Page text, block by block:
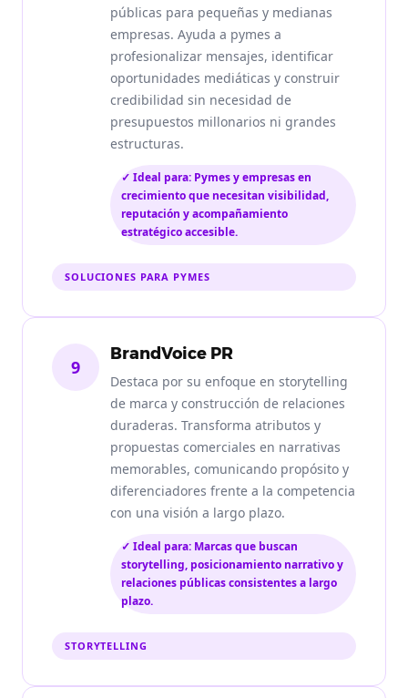
públicas para pequeñas y medianas
empresas. Ayuda a pymes a
profesionalizar mensajes, identificar
oportunidades mediáticas y construir
credibilidad sin necesidad de
presupuestos millonarios ni grandes
estructuras.
✓ Ideal para: Pymes y empresas en
crecimiento que necesitan visibilidad,
reputación y acompañamiento
estratégico accesible.
SOLUCIONES PARA PYMES
9
BrandVoice PR
Destaca por su enfoque en storytelling
de marca y construcción de relaciones
duraderas. Transforma atributos y
propuestas comerciales en narrativas
memorables, comunicando propósito y
diferenciadores frente a la competencia
con una visión a largo plazo.
✓ Ideal para: Marcas que buscan
storytelling, posicionamiento narrativo y
relaciones públicas consistentes a largo
plazo.
STORYTELLING